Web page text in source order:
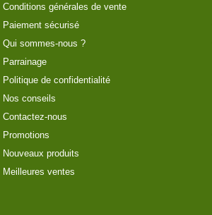
Conditions générales de vente
Paiement sécurisé
Qui sommes-nous ?
Parrainage
Politique de confidentialité
Nos conseils
Contactez-nous
Promotions
Nouveaux produits
Meilleures ventes